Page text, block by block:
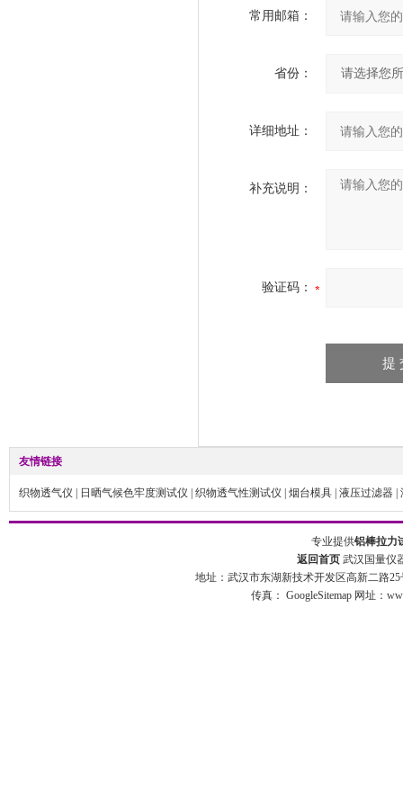
常用邮箱：
省份：
详细地址：
补充说明：
验证码：
友情链接
织物透气仪 日晒气候色牢度测试仪 织物透气性测试仪 烟台模具 液压过滤器
专业提供铝棒拉力
返回首页武汉国量仪
地址：武汉市东湖新技术开发区高新二路
传真： GoogleSitemap 网址：